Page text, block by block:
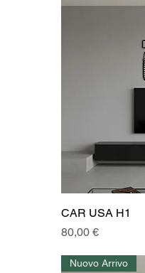
CAR USA H1
Prezzo
80,00 €
Nuovo Arrivo